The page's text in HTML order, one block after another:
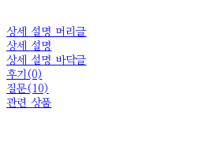
상세 설명 머리글
상세 설명
상세 설명 바닥글
후기(0)
질문(10)
관련 상품